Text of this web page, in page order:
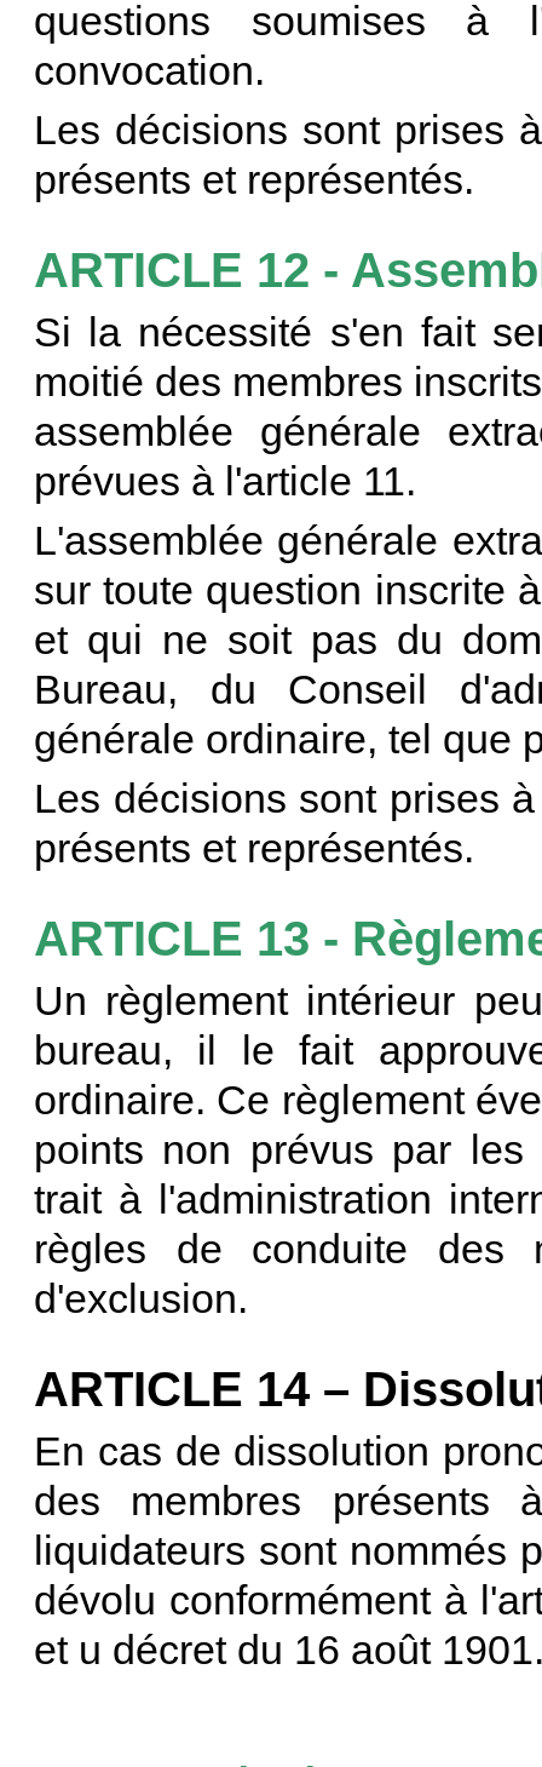
questions soumises
convocation.
Les décisions sont prises
présents et représentés.
ARTICLE 12 -
Si la nécessité s'en fait
moitié des membres
assemblée générale
prévues à l'article 11.
L'assemblée générale
sur toute question inscrite
et qui ne soit pas du
Bureau, du Conseil
générale ordinaire, tel que
Les décisions sont prises
présents et représentés.
ARTICLE 13 -
Un règlement intérieur
bureau, il le fait
ordinaire. Ce règlement
points non prévus par
trait à l'administration
règles de conduite des
d'exclusion.
ARTICLE 14 –
En cas de dissolution
des membres présents
liquidateurs sont nommés
dévolu conformément à
et u décret du 16 août